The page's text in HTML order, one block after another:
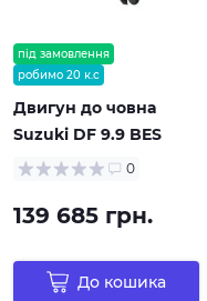
під замовлення
робимо 20 к.с
Двигун до човна
Suzuki DF 9.9 BES
0
139 685 грн.
До кошика